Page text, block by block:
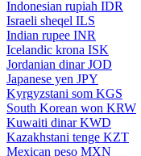
Indonesian rupiah IDR
Israeli sheqel ILS
Indian rupee INR
Icelandic krona ISK
Jordanian dinar JOD
Japanese yen JPY
Kyrgyzstani som KGS
South Korean won KRW
Kuwaiti dinar KWD
Kazakhstani tenge KZT
Mexican peso MXN